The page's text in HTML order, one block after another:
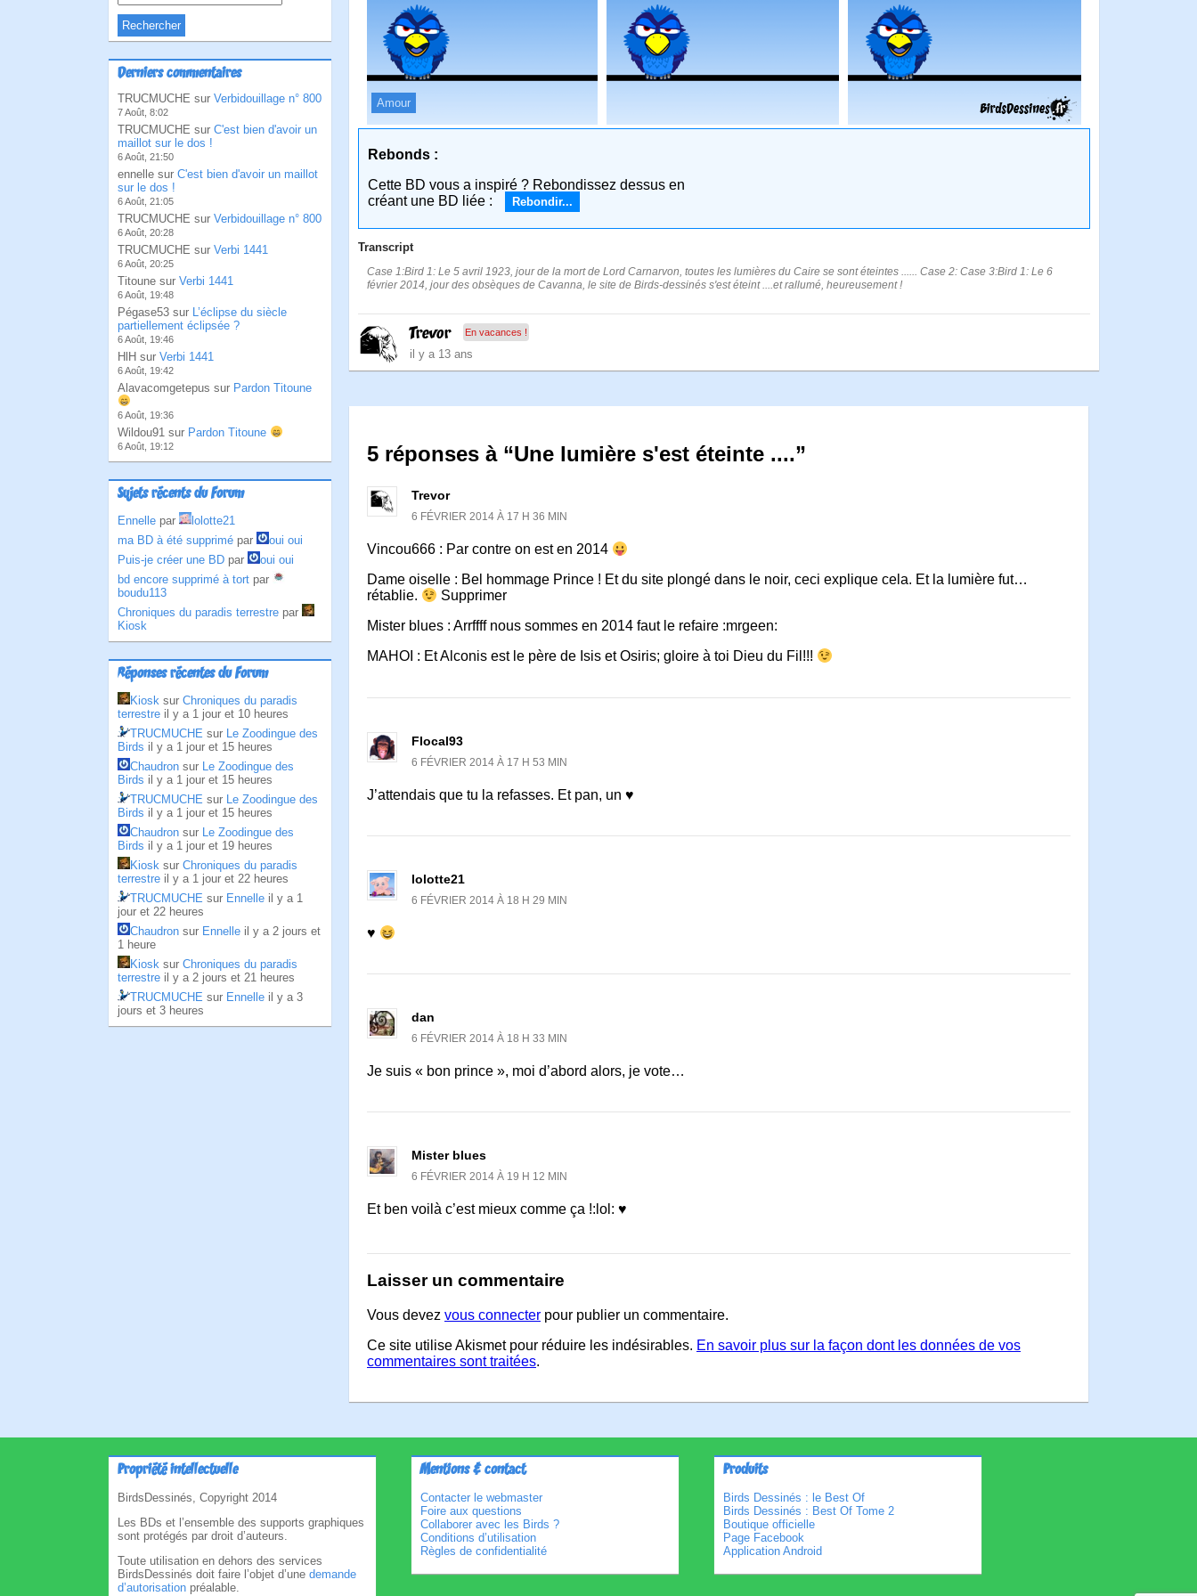
Derniers commentaires
TRUCMUCHE sur Verbidouillage n° 800
7 Août, 8:02
TRUCMUCHE sur C'est bien d'avoir un
maillot sur le dos !
6 Août, 21:50
ennelle sur C'est bien d'avoir un maillot
sur le dos !
6 Août, 21:05
TRUCMUCHE sur Verbidouillage n° 800
6 Août, 20:28
TRUCMUCHE sur Verbi 1441
6 Août, 20:25
Titoune sur Verbi 1441
6 Août, 19:48
Pégase53 sur L’éclipse du siècle
partiellement éclipsée ?
6 Août, 19:46
HlH sur Verbi 1441
6 Août, 19:42
Alavacomgetepus sur Pardon Titoune
6 Août, 19:36
Wildou91 sur Pardon Titoune
6 Août, 19:12
Sujets récents du Forum
Ennelle par
lolotte21
ma BD à été supprimé par
oui oui
Puis-je créer une BD par
oui oui
bd encore supprimé à tort par
boudu113
Chroniques du paradis terrestre par
Kiosk
Réponses récentes du Forum
Kiosk sur Chroniques du paradis
terrestre il y a 1 jour et 10 heures
TRUCMUCHE sur Le Zoodingue des
Birds il y a 1 jour et 15 heures
Chaudron sur Le Zoodingue des
Birds il y a 1 jour et 15 heures
TRUCMUCHE sur Le Zoodingue des
Birds il y a 1 jour et 15 heures
Chaudron sur Le Zoodingue des
Birds il y a 1 jour et 19 heures
Kiosk sur Chroniques du paradis
terrestre il y a 1 jour et 22 heures
TRUCMUCHE sur Ennelle il y a 1
jour et 22 heures
Chaudron sur Ennelle il y a 2 jours et
1 heure
Kiosk sur Chroniques du paradis
terrestre il y a 2 jours et 21 heures
TRUCMUCHE sur Ennelle il y a 3
jours et 3 heures
Amour
Rebonds :
Cette BD vous a inspiré ? Rebondissez dessus en
créant une BD liée :
Rebondir...
Transcript
Case 1:Bird 1: Le 5 avril 1923, jour de la mort de Lord Carnarvon, toutes les lumières du Caire se sont éteintes ...... Case 2: Case 3:Bird 1: Le 6
février 2014, jour des obsèques de Cavanna, le site de Birds-dessinés s'est éteint ....et rallumé, heureusement !
Trevor En vacances !
il y a 13 ans
5 réponses à “Une lumière s'est éteinte ....”
Trevor
6 FÉVRIER 2014 À 17 H 36 MIN
Vincou666 : Par contre on est en 2014
Dame oiselle : Bel hommage Prince ! Et du site plongé dans le noir, ceci explique cela. Et la lumière fut…
rétablie.
Supprimer
Mister blues : Arrffff nous sommes en 2014 faut le refaire :mrgeen:
MAHOI : Et Alconis est le père de Isis et Osiris; gloire à toi Dieu du Fil!!!
Flocal93
6 FÉVRIER 2014 À 17 H 53 MIN
J’attendais que tu la refasses. Et pan, un ♥
lolotte21
6 FÉVRIER 2014 À 18 H 29 MIN
♥
dan
6 FÉVRIER 2014 À 18 H 33 MIN
Je suis « bon prince », moi d’abord alors, je vote…
Mister blues
6 FÉVRIER 2014 À 19 H 12 MIN
Et ben voilà c’est mieux comme ça !:lol: ♥
Laisser un commentaire
Vous devez vous connecter pour publier un commentaire.
Ce site utilise Akismet pour réduire les indésirables. En savoir plus sur la façon dont les données de vos
commentaires sont traitées.
Propriété intellectuelle
BirdsDessinés, Copyright 2014
Les BDs et l’ensemble des supports graphiques
sont protégés par droit d’auteurs.
Toute utilisation en dehors des services
BirdsDessinés doit faire l’objet d’une demande
d’autorisation préalable.
Mentions & contact
Contacter le webmaster
Foire aux questions
Collaborer avec les Birds ?
Conditions d’utilisation
Règles de confidentialité
Produits
Birds Dessinés : le Best Of
Birds Dessinés : Best Of Tome 2
Boutique officielle
Page Facebook
Application Android